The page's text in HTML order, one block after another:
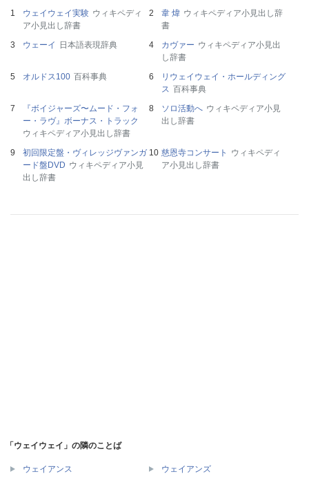
ウェイウェイ実験 ウィキペディ
ア小見出し辞書
韋 煒 ウィキペディア小見出し辞
書
ウェーイ
日本語表現辞典 カヴァー ウィキペディア小見出
し辞書
オルドス100 百科事典
リウェイウェイ・ホールディング
ス 百科事典
『ボイジャーズ〜ムード・フォ
ー・ラヴ』ボーナス・トラック
ウィキペディア小見出し辞書
ソロ活動へ ウィキペディア小見
出し辞書
初回限定盤・ヴィレッジヴァンガ
ード盤DVD ウィキペディア小見
出し辞書
慈恩寺コンサート
ウィキペディ
ア小見出し辞書
「ウェイウェイ」の隣のことば
ウェイアンス ウェイアンズ